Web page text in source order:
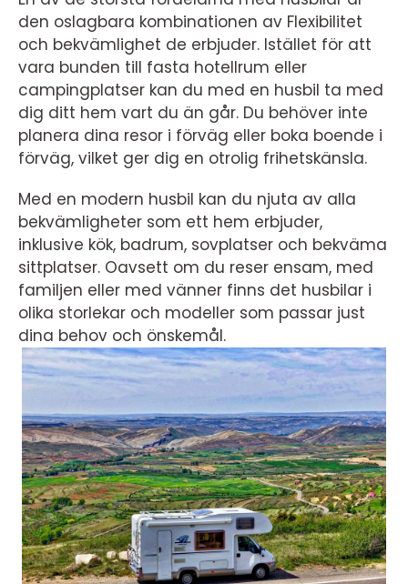
den oslagbara kombinationen av Flexibilitet
och bekvämlighet de erbjuder. Istället för att
vara bunden till fasta hotellrum eller
campingplatser kan du med en husbil ta med
dig ditt hem vart du än går. Du behöver inte
planera dina resor i förväg eller boka boende i
förväg, vilket ger dig en otrolig frihetskänsla.
Med en modern husbil kan du njuta av alla
bekvämligheter som ett hem erbjuder,
inklusive kök, badrum, sovplatser och bekväma
sittplatser. Oavsett om du reser ensam, med
familjen eller med vänner finns det husbilar i
olika storlekar och modeller som passar just
dina behov och önskemål.